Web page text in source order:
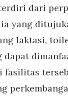
dari
yang
laktasi,
dapat
fasilitas